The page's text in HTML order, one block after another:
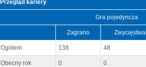
Przegląd kariery
Gra pojedyncza
Zagrano Zwycięstwa
Ogółem 138 48
Obecny rok 0 0